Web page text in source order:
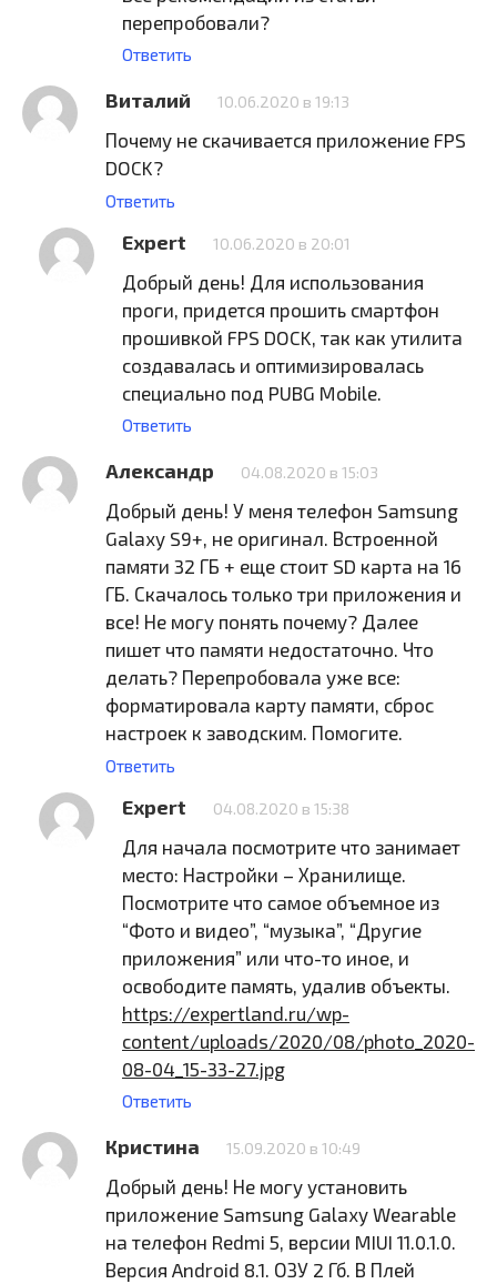
перепробовали?
Ответить
Виталий 10.06.2020 в 19:13
Почему не скачивается приложение FPS
DOCK?
Ответить
Expert 10.06.2020 в 20:01
Добрый день! Для использования
проги, придется прошить смартфон
прошивкой FPS DOCK, так как утилита
создавалась и оптимизировалась
специально под PUBG Mobile.
Ответить
Александр 04.08.2020 в 15:03
Добрый день! У меня телефон Samsung
Galaxy S9+, не оригинал. Встроенной
памяти 32 ГБ + еще стоит SD карта на 16
ГБ. Скачалось только три приложения и
все! Не могу понять почему? Далее
пишет что памяти недостаточно. Что
делать? Перепробовала уже все:
форматировала карту памяти, сброс
настроек к заводским. Помогите.
Ответить
Expert 04.08.2020 в 15:38
Для начала посмотрите что занимает
место: Настройки – Хранилище.
Посмотрите что самое объемное из
“Фото и видео”, “музыка”, “Другие
приложения” или что-то иное, и
освободите память, удалив объекты.
https://expertland.ru/wp-
content/uploads/2020/08/photo_2020-
08-04_15-33-27.jpg
Ответить
Кристина 15.09.2020 в 10:49
Добрый день! Не могу установить
приложение Samsung Galaxy Wearable
на телефон Redmi 5, версии MIUI 11.0.1.0.
Версия Android 8.1. ОЗУ 2 Гб. В Плей